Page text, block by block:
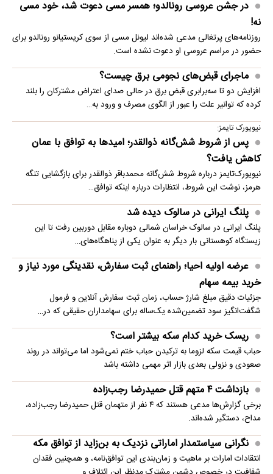
در جشن عروسی رونالدو؛ همسر مسی دعوت شد، خود مسی
نه!
روزنامه‌های پرتغالی مدعی شده‌اند لیونل مسی از سوی کریستیانو رونالدو برای
حضور در مراسم عروسی او دعوت نشده است.
ماجرای قبض‌های نجومی برق چیست؟
افزایش دو تا سه‌برابری قبض برق در حالی صدای اعتراض مشترکان را بلند
کرده که توانیر علت را عبور از الگوی مصرف و ورود به…
نیویورک تایمز:
پس از شروط شش‌گانه ذوالقدر؛ امیدها به توافق با عمان
کاهش یافت؟
نیویورک‌تایمز درباره شروط شش‌گانه محمدباقر ذوالقدر برای بازگشایی تنگه
هرمز، نوشت این شروط، انتظارات درباره اینکه توافق…
پلنگ ایرانی در سالوک دیده شد
پلنگ ایرانی در سالوک خراسان شمالی دوباره مقابل دوربین رفت تا این
زیستگاه کوهستانی بار دیگر به عنوان یکی از پناهگاه‌های…
عرضه اولیه احیا؛ راهنمای ثبت سفارش، نقدینگی مورد نیاز و
خرید بیمه سهام
جزئیات دقیق مبلغ شارژ حساب، زمان ثبت سفارش آنلاین و فرمول
شگفت‌انگیز سود تضمین‌شده یک‌ساله برای سهامداران حقیقی که در…
ریسک خرید کدام سکه بیشتر است؟
حباب قیمت سکه لزوما به ترکیدن حباب ختم نمی‌شود اما می‌تواند در روند
صعودی و نزولی بعدی بازار اثر مهمی داشته باشد
بازداشت ۴ متهم قتل حمیدرضا رجب‌زاده
برخی گزارش‌ها مدعی هستند که ۴ نفر از متهمان قتل حمیدرضا رجب‌زاده،
مداح، دستگیر شده‌اند.
نگرانی سیاستمدار اماراتی نزدیک به بن‌زاید از توافق مکه
انتقادات امارات بر ماهیت و زمان‌بندی این توافق‌نامه، و همچنین فقدان